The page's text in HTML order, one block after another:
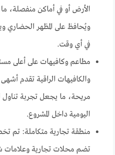
الأرض أو في أماكن منفصلة،
ويُحافظ على المظهر
في أي وقت.
مطاعم وكافيهات على أعلى
والكافيهات الراقية تقدم أشهى
مريحة، ما يجعل تجربة تناول
اليومية داخل المشروع.
منطقة تجارية متكاملة: تم
تضم محلات تجارية وعلامات